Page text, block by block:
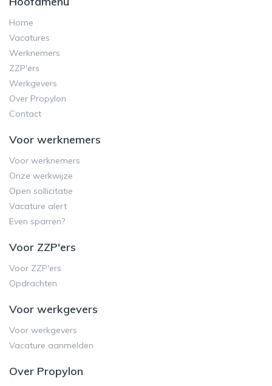
Home
Vacatures
Werknemers
ZZP'ers
Werkgevers
Over Propylon
Contact
Voor werknemers
Voor werknemers
Onze werkwijze
Open sollicitatie
Vacature alert
Even sparren?
Voor ZZP'ers
Voor ZZP'ers
Opdrachten
Voor werkgevers
Voor werkgevers
Vacature aanmelden
Over Propylon